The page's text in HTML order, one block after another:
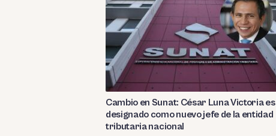
Cambio en Sunat: César Luna Victoria es
designado como nuevo jefe de la entidad
tributaria nacional